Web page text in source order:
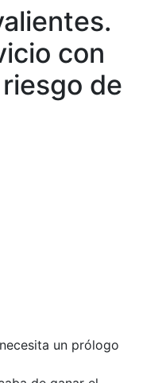
con
de
un prólogo